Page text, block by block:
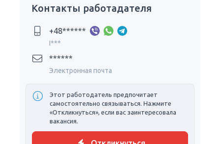
Контакты работадателя
+48******
I***
******
Электронная почта
Этот работодатель предпочитает
самостоятельно связываться. Нажмите
«Откликнуться», если вас заинтересовала
вакансия.